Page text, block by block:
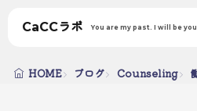
CaCCラボ You are my past. I will be
HOME ブログ Counseling